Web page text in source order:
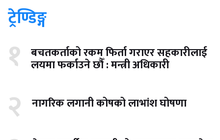
ट्रेण्डिङ्ग
१ बचतकर्ताको रकम फिर्ता गराएर सहकारीलाई
लयमा फर्काउने छौँ : मन्त्री अधिकारी
२ नागरिक लगानी कोषको लाभांश घोषणा